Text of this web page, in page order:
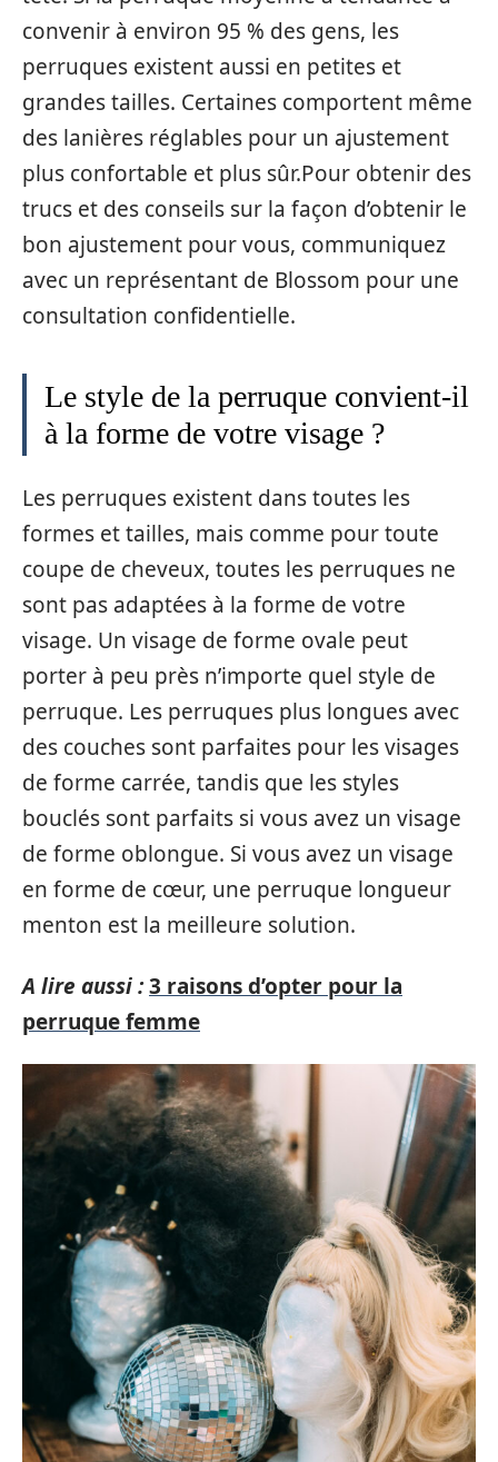
convenir à environ 95 % des gens, les
perruques existent aussi en petites et
grandes tailles. Certaines comportent même
des lanières réglables pour un ajustement
plus confortable et plus sûr.Pour obtenir des
trucs et des conseils sur la façon d’obtenir le
bon ajustement pour vous, communiquez
avec un représentant de Blossom pour une
consultation confidentielle.
Le style de la perruque convient-il
à la forme de votre visage ?
Les perruques existent dans toutes les
formes et tailles, mais comme pour toute
coupe de cheveux, toutes les perruques ne
sont pas adaptées à la forme de votre
visage. Un visage de forme ovale peut
porter à peu près n’importe quel style de
perruque. Les perruques plus longues avec
des couches sont parfaites pour les visages
de forme carrée, tandis que les styles
bouclés sont parfaits si vous avez un visage
de forme oblongue. Si vous avez un visage
en forme de cœur, une perruque longueur
menton est la meilleure solution.
A lire aussi :3 raisons d’opter pour la
perruque femme